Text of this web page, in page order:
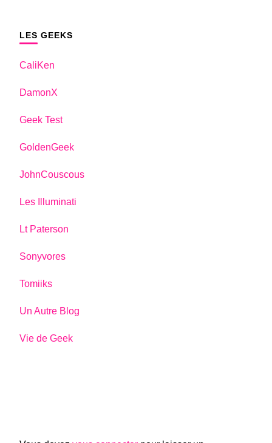
LES GEEKS
CaliKen
DamonX
Geek Test
GoldenGeek
JohnCouscous
Les Illuminati
Lt Paterson
Sonyvores
Tomiiks
Un Autre Blog
Vie de Geek